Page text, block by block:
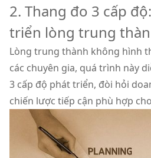
2. Thang đo 3 cấp
triển lòng trung
Lòng trung thành không hình
các chuyên gia, quá trình này
3 cấp độ phát triển, đòi hỏi
chiến lược tiếp cận phù hợp